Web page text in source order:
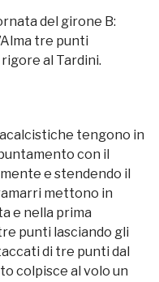
del girone B:
tre punti
al Tardini.
tengono in
con il
e stendendo il
mettono in
e nella prima
punti lasciando gli
di tre punti dal
colpisce al volo un